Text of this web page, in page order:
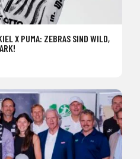
X PUMA: ZEBRAS SIND WILD,